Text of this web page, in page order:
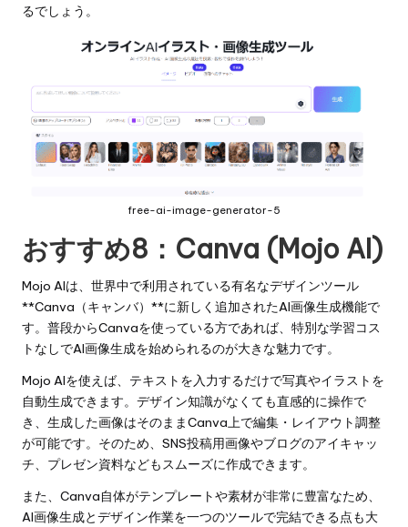
るでしょう。
free-ai-image-generator-5
おすすめ8： Canva (Mojo AI)
Mojo AIは、世界中で利用されている有名なデザインツール
**Canva（キャンバ）**に新しく追加されたAI画像生成機能で
す。普段からCanvaを使っている方であれば、特別な学習コス
トなしでAI画像生成を始められるのが大きな魅力です。
Mojo AIを使えば、テキストを入力するだけで写真やイラストを
自動生成できます。デザイン知識がなくても直感的に操作で
き、生成した画像はそのままCanva上で編集・レイアウト調整
が可能です。そのため、SNS投稿用画像やブログのアイキャッ
チ、プレゼン資料などもスムーズに作成できます。
また、Canva自体がテンプレートや素材が非常に豊富なため、
AI画像生成とデザイン作業を一つのツールで完結できる点も大